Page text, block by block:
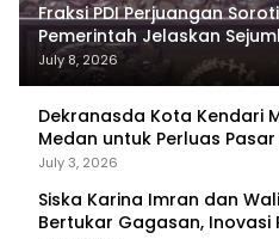
Fraksi PDI Perjuangan
Pemerintah Jelaskan
Tercapai
July 8, 2026
Dekranasda Kota Kendari
Medan untuk Perluas
Primadona
July 3, 2026
Siska Karina Imran dan
Bertukar Gagasan, Inovasi